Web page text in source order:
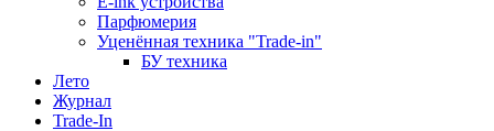
Парфюмерия
Уценённая техника "Trade-in"
БУ техника
Лето
Журнал
Trade-In